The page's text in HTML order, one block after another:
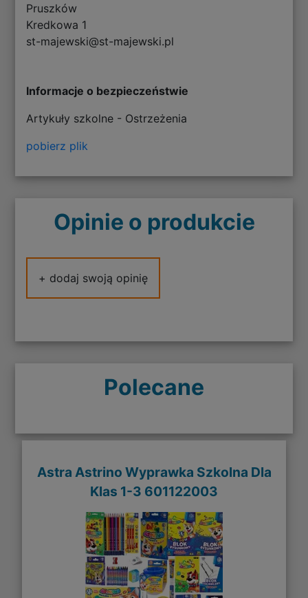
Pruszków
Kredkowa 1
st-majewski@st-majewski.pl
Informacje o bezpieczeństwie
Artykuły szkolne - Ostrzeżenia
pobierz plik
Opinie o produkcie
+ dodaj swoją opinię
Polecane
Astra Astrino Wyprawka Szkolna Dla
Klas 1-3 601122003